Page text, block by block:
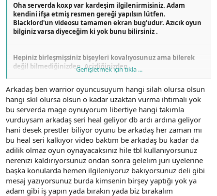
Oha serverda koxp var kardeşim ilgilenirmisiniz. Adam
kendini ifşa etmiş resmen gereği yapılsın lütfen.
Blacklord'un videosu tamamen ekran bug'udur. Azıcık oyun
bilginiz varsa diyeceğim ki yok bunu bilirsiniz .
Hepiniz birleşmişsiniz bişeyleri kovalıyosunuz ama bilerek
değil bilmediğinizden. Acizliğinizden...
Gölgemizden çıkın artık oyununuza bakın.
Genişletmek için tıkla ...
Arkadaş ben warrior oyuncusuyum hangi silah olursa olsun
hangi skil olursa olsun o kadar uzaktan vurma ihtimali yok
bu serverda mage oynuyorum libertiye hangi takımla
vurduysam arkadaş seri heal geliyor db ardı ardına geliyor
hani desek prestler biliyor oyunu be arkadaş her zaman mı
bu heal seri kalkıyor video baktım be arkadaş bu kadar da
adilik olmaz oyun oynayacaksınız hile tbl kullanıyorsunuz
nerenizi kaldırıyorsunuz ondan sonra gelelim juri üyelerine
başka konularda hemen ilgileniyoruz bakıyorsunuz deli gibi
mesaj yazıyorsunuz burda kimsenin birşey yaptığı yok ya
adam gibi iş yapın yada bırakın yada biz bırakalım